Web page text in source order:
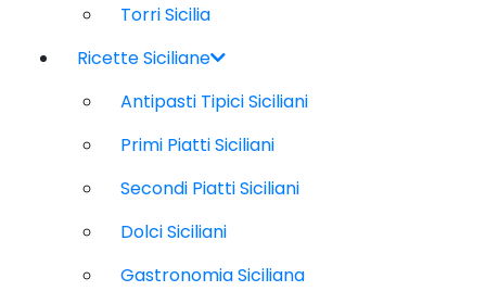
Torri Sicilia
Ricette Siciliane
Antipasti Tipici Siciliani
Primi Piatti Siciliani
Secondi Piatti Siciliani
Dolci Siciliani
Gastronomia Siciliana